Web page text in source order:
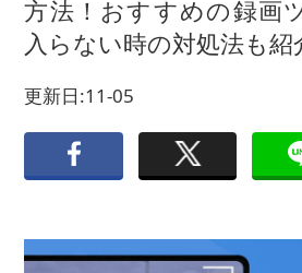
方法！おすすめの録画
入らない時の対処法も紹
更新日:11-05